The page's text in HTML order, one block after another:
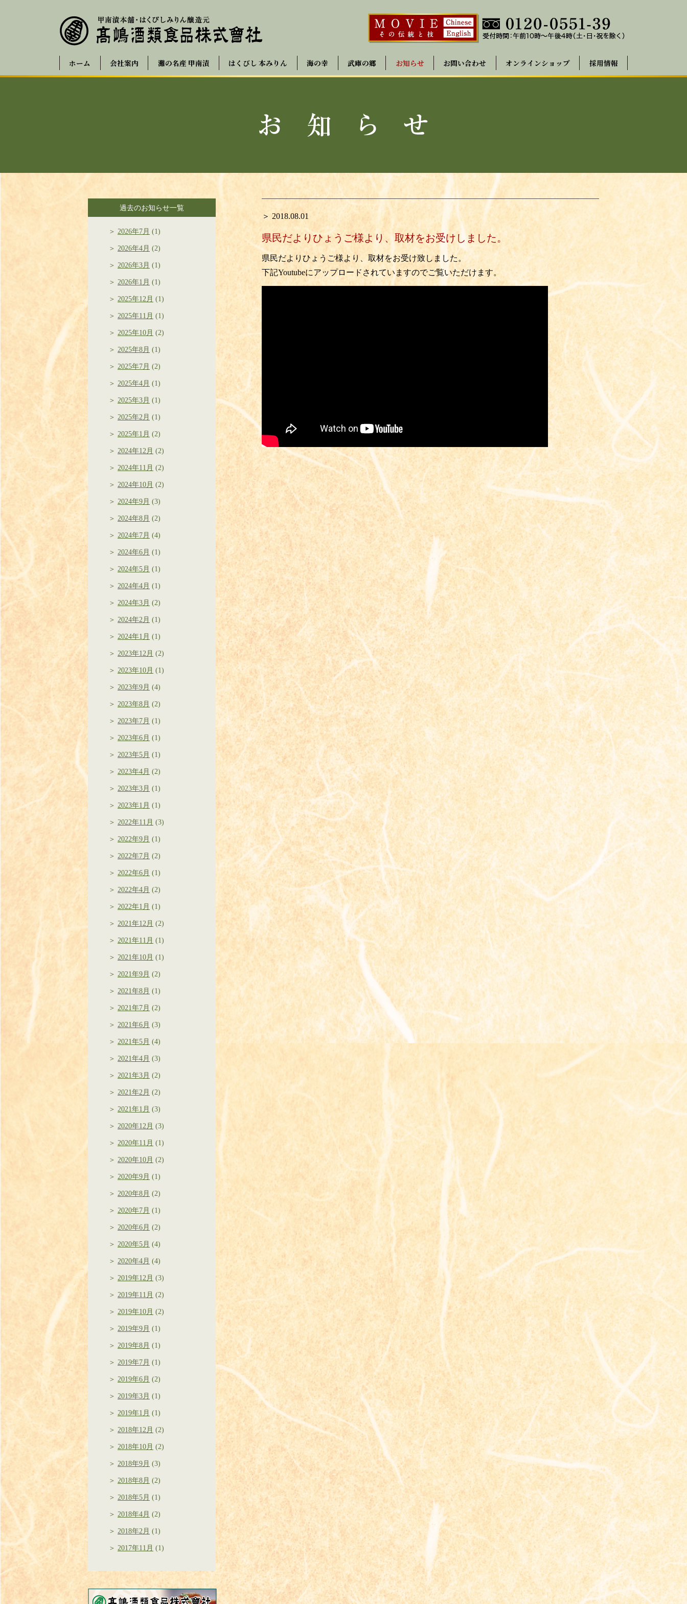
ホーム 会社案内 灘の名産 甲南漬 はくびし 本みりん 海の幸 武庫の郷 お知らせ お問い合わせ オンラインショップ 採用情報
＞ 2018.08.01
県民だよりひょうご様より、取材をお受けしました。
県民だよりひょうご様より、取材をお受け致しました。
下記Youtubeにアップロードされていますのでご覧いただけます。
過去のお知らせ一覧
2026年7月 (1)
2026年4月 (2)
2026年3月 (1)
2026年1月 (1)
2025年12月 (1)
2025年11月 (1)
2025年10月 (2)
2025年8月 (1)
2025年7月 (2)
2025年4月 (1)
2025年3月 (1)
2025年2月 (1)
2025年1月 (2)
2024年12月 (2)
2024年11月 (2)
2024年10月 (2)
2024年9月 (3)
2024年8月 (2)
2024年7月 (4)
2024年6月 (1)
2024年5月 (1)
2024年4月 (1)
2024年3月 (2)
2024年2月 (1)
2024年1月 (1)
2023年12月 (2)
2023年10月 (1)
2023年9月 (4)
2023年8月 (2)
2023年7月 (1)
2023年6月 (1)
2023年5月 (1)
2023年4月 (2)
2023年3月 (1)
2023年1月 (1)
2022年11月 (3)
2022年9月 (1)
2022年7月 (2)
2022年6月 (1)
2022年4月 (2)
2022年1月 (1)
2021年12月 (2)
2021年11月 (1)
2021年10月 (1)
2021年9月 (2)
2021年8月 (1)
2021年7月 (2)
2021年6月 (3)
2021年5月 (4)
2021年4月 (3)
2021年3月 (2)
2021年2月 (2)
2021年1月 (3)
2020年12月 (3)
2020年11月 (1)
2020年10月 (2)
2020年9月 (1)
2020年8月 (2)
2020年7月 (1)
2020年6月 (2)
2020年5月 (4)
2020年4月 (4)
2019年12月 (3)
2019年11月 (2)
2019年10月 (2)
2019年9月 (1)
2019年8月 (1)
2019年7月 (1)
2019年6月 (2)
2019年3月 (1)
2019年1月 (1)
2018年12月 (2)
2018年10月 (2)
2018年9月 (3)
2018年8月 (2)
2018年5月 (1)
2018年4月 (2)
2018年2月 (1)
2017年11月 (1)